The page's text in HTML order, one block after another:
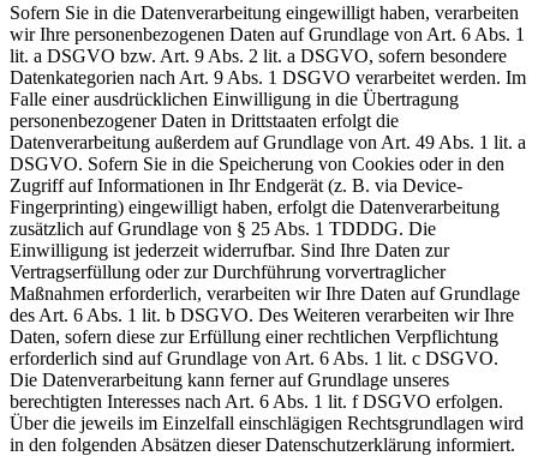
Sofern Sie in die Datenverarbeitung eingewilligt haben, verarbeiten
wir Ihre personenbezogenen Daten auf Grundlage von Art. 6 Abs. 1
lit. a DSGVO bzw. Art. 9 Abs. 2 lit. a DSGVO, sofern besondere
Datenkategorien nach Art. 9 Abs. 1 DSGVO verarbeitet werden. Im
Falle einer ausdrücklichen Einwilligung in die Übertragung
personenbezogener Daten in Drittstaaten erfolgt die
Datenverarbeitung außerdem auf Grundlage von Art. 49 Abs. 1 lit. a
DSGVO. Sofern Sie in die Speicherung von Cookies oder in den
Zugriff auf Informationen in Ihr Endgerät (z. B. via Device-
Fingerprinting) eingewilligt haben, erfolgt die Datenverarbeitung
zusätzlich auf Grundlage von § 25 Abs. 1 TDDDG. Die
Einwilligung ist jederzeit widerrufbar. Sind Ihre Daten zur
Vertragserfüllung oder zur Durchführung vorvertraglicher
Maßnahmen erforderlich, verarbeiten wir Ihre Daten auf Grundlage
des Art. 6 Abs. 1 lit. b DSGVO. Des Weiteren verarbeiten wir Ihre
Daten, sofern diese zur Erfüllung einer rechtlichen Verpflichtung
erforderlich sind auf Grundlage von Art. 6 Abs. 1 lit. c DSGVO.
Die Datenverarbeitung kann ferner auf Grundlage unseres
berechtigten Interesses nach Art. 6 Abs. 1 lit. f DSGVO erfolgen.
Über die jeweils im Einzelfall einschlägigen Rechtsgrundlagen wird
in den folgenden Absätzen dieser Datenschutzerklärung informiert.